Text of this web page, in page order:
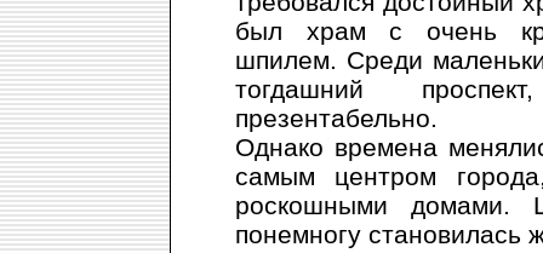
был храм с очень
шпилем. Среди
тогдашний
презентабельно.
Однако времена
самым центром
роскошными домами.
понемногу становилась